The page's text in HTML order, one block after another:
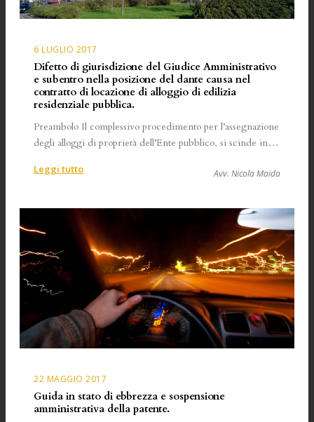
6 LUGLIO 2017
Difetto di giurisdizione del Giudice Amministrativo
e subentro nella posizione del dante causa nel
contratto di locazione di alloggio di edilizia
residenziale pubblica.
Preambolo Il complessivo procedimento per l’assegnazione
degli alloggi di proprietà dell’Ente pubblico, si scinde in…
Leggi tutto:
del
Giudice
Amministrativo
subentro
nella
posizione
del
nel
contratto
di
Avv. Nicola Maida
22 MAGGIO 2017
Guida in stato di ebbrezza e sospensione
amministrativa della patente.